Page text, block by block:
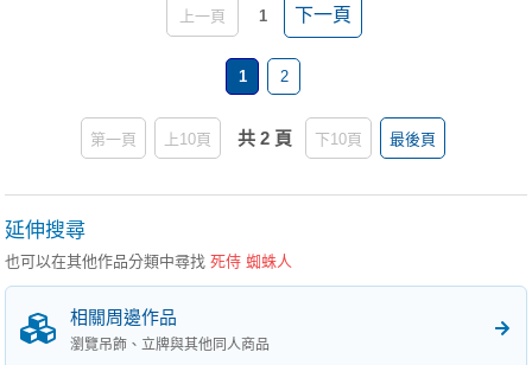
上一頁 1 下一頁
1 2
第一頁 上10頁 共 2 頁 下10頁 最後頁
延伸搜尋
也可以在其他作品分類中尋找死侍 蜘蛛人
相關周邊作品
瀏覽吊飾、立牌與其他同人商品